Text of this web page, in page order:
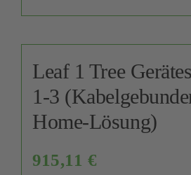
Leaf 1 Tree
1-3
Home-Lösung)
915,11 €